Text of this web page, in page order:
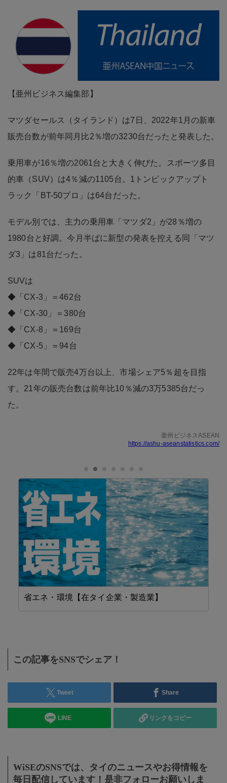
【亜州ビジネス編集部】
マツダセールス（タイランド）は7日、2022年1月の新車
販売台数が前年同月比2％増の3230台だったと発表した。
乗用車が16％増の2061台と大きく伸びた。スポーツ多目
的車（SUV）は4％減の1105台。1トンピックアップト
ラック「BT-50プロ」は64台だった。
モデル別では、主力の乗用車「マツダ2」が28％増の
1980台と好調。今月半ばに新型の発表を控える同「マツ
ダ3」は81台だった。
SUVは
◆「CX-3」＝462台
◆「CX-30」＝380台
◆「CX-8」＝169台
◆「CX-5」＝94台
22年は年間で販売4万台以上、市場シェア5％超を目指
す。21年の販売台数は前年比10％減の3万5385台だっ
た。
亜州ビジネスASEAN
https://ashu-aseanstatistics.com/
省エネ・環境【在タイ企業・製造業】
この記事をSNSでシェア！
Tweet Share
LINE リンクをコピー
WiSEのSNSでは、タイのニュースやお得情報を
毎日配信しています！是非フォローお願いしま